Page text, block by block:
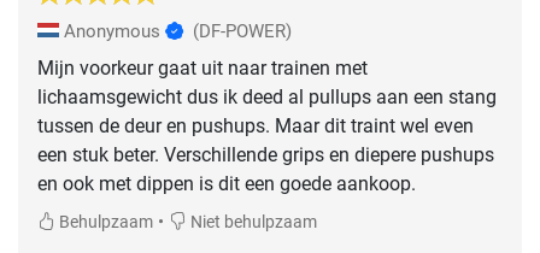
Anonymous (DF-POWER)
Mijn voorkeur gaat uit naar trainen met
lichaamsgewicht dus ik deed al pullups aan een stang
tussen de deur en pushups. Maar dit traint wel even
een stuk beter. Verschillende grips en diepere pushups
en ook met dippen is dit een goede aankoop.
Behulpzaam • Niet behulpzaam